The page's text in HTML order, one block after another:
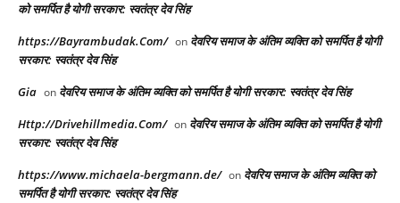
को समर्पित है योगी सरकार: स्वतंत्र देव सिंह
https://Bayrambudak.Com/ on देवरिय समाज के अंतिम व्यक्ति को समर्पित है योगी
सरकार: स्वतंत्र देव सिंह
Gia on देवरिय समाज के अंतिम व्यक्ति को समर्पित है योगी सरकार: स्वतंत्र देव सिंह
Http://Drivehillmedia.Com/ on देवरिय समाज के अंतिम व्यक्ति को समर्पित है योगी
सरकार: स्वतंत्र देव सिंह
https://www.michaela-bergmann.de/ on देवरिय समाज के अंतिम व्यक्ति को
समर्पित है योगी सरकार: स्वतंत्र देव सिंह